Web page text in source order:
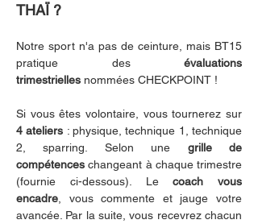
THAÏ ?
Notre sport n'a pas de ceinture, mais BT15
pratique des évaluations
trimestrielles nommées CHECKPOINT !
4 ateliers : physique, technique 1, technique
2, sparring. Selon une grille de
compétences changeant à chaque trimestre
(fournie ci-dessous). Le coach vous
encadre , vous commente et jauge votre
avancée. Par la suite, vous recevrez chacun